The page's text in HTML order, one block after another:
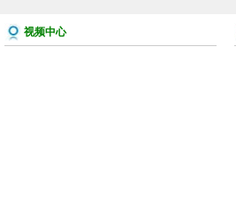
视频中心